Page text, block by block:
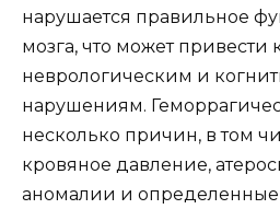
нарушается правильное
мозга, что может привести
неврологическим и
нарушениям.
несколько причин, в том
кровяное давление,
аномалии и определенные